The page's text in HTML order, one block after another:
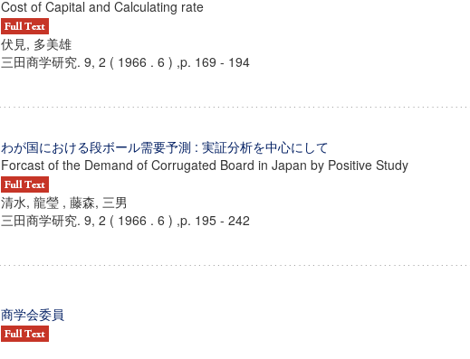
Cost of Capital and Calculating rate
伏見, 多美雄
三田商学研究. 9, 2 ( 1966 . 6 ) ,p. 169 - 194
わが国における段ボール需要予測 : 実証分析を中心にして
Forcast of the Demand of Corrugated Board in Japan by Positive Study
清水, 龍瑩 , 藤森, 三男
三田商学研究. 9, 2 ( 1966 . 6 ) ,p. 195 - 242
商学会委員